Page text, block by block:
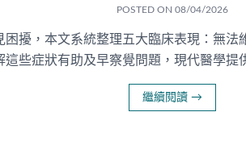
POSTED ON 08/04/2026
困擾，本文系統整理五大臨床表現：無法
些症狀有助及早察覺問題，現代醫學提
繼續閱讀 →